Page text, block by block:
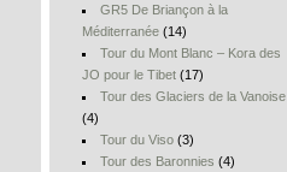
GR5 De Briançon à la
Méditerranée (14)
Tour du Mont Blanc – Kora des
JO pour le Tibet (17)
Tour des Glaciers de la Vanoise
(4)
Tour du Viso(3)
Tour des Baronnies (4)